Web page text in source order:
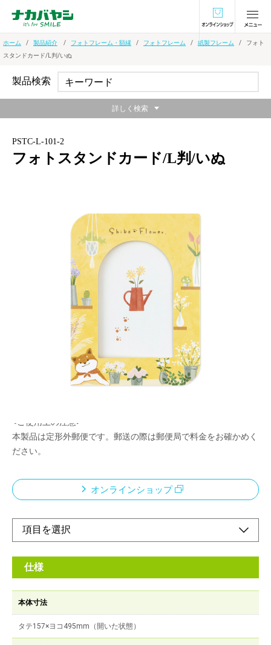
オンラインショ
ホーム 製品紹介 フォトフレーム・額縁 フォトフレーム 紙製フレーム
フォト
スタンドカード/L判/いぬ
PSTC-L-101-2
フォトスタンドカード/L判/いぬ
写真を贈って、そのまま飾れる！
メーカー希望小売価格：
写真2枚で手軽に贈れる、オリジナルイラストのフォトカードで
じゃばら形状で、カードがそのままフォトスタンドになります。
穴の空いた部分がそのままフォトフレームになります。
<ご使用上の注意>
本製品は定形外郵便です。郵送の際は郵便局で料金をお確かめく
ださい。
オンラインショップ
仕様
本体寸法
タテ157×ヨコ495mm（開いた状態）
製品検索
詳しく検索